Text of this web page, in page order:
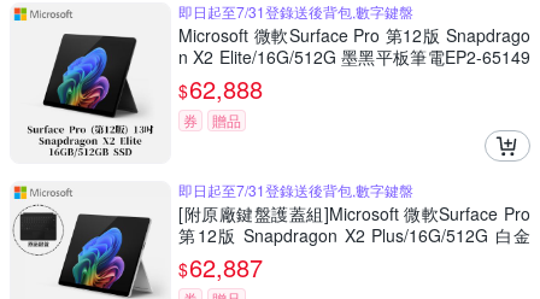
即日起至7/31登錄送後背包,數字鍵盤
Microsoft 微軟Surface Pro 第12版 Snapdrago
n X2 Elite/16G/512G 墨黑平板筆電EP2-65149
(不含鍵盤、筆)
$62,888
券 贈品
即日起至7/31登錄送後背包,數字鍵盤
[附原廠鍵盤護蓋組]Microsoft 微軟Surface Pro
第12版 Snapdragon X2 Plus/16G/512G 白金
平板筆電EP2-73257(不含筆)
$62,887